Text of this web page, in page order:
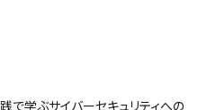
で学ぶサイバーセキュリティへの